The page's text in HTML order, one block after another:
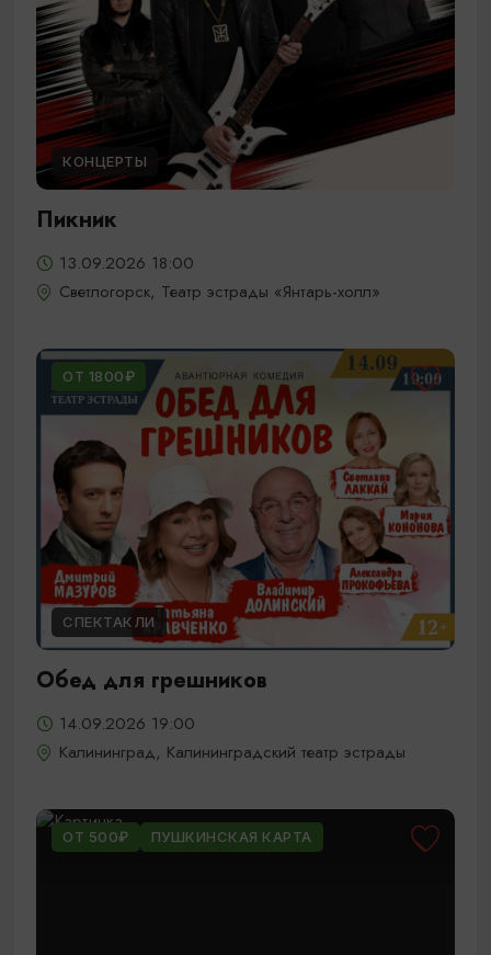
КОНЦЕРТЫ
Пикник
13.09.2026 18:00
Светлогорск, Театр эстрады «Янтарь-холл»
ОТ 1800₽
СПЕКТАКЛИ
Обед для грешников
14.09.2026 19:00
Калининград, Калининградский театр эстрады
ОТ 500₽ ПУШКИНСКАЯ КАРТА